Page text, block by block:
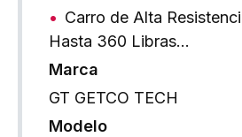
Carro de Alta
Hasta 360 Libras…
Marca
GT GETCO TECH
Modelo